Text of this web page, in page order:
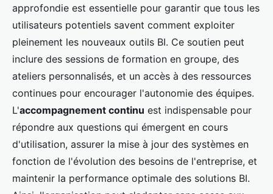
approfondie est essentielle pour garantir que tous les
utilisateurs potentiels savent comment exploiter
pleinement les nouveaux outils BI. Ce soutien peut
inclure des sessions de formation en groupe, des
ateliers personnalisés, et un accès à des ressources
continues pour encourager l'autonomie des équipes.
L'accompagnement continu est indispensable pour
répondre aux questions qui émergent en cours
d'utilisation, assurer la mise à jour des systèmes en
fonction de l'évolution des besoins de l'entreprise, et
maintenir la performance optimale des solutions BI.